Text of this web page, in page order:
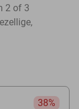
2 of 3
38%